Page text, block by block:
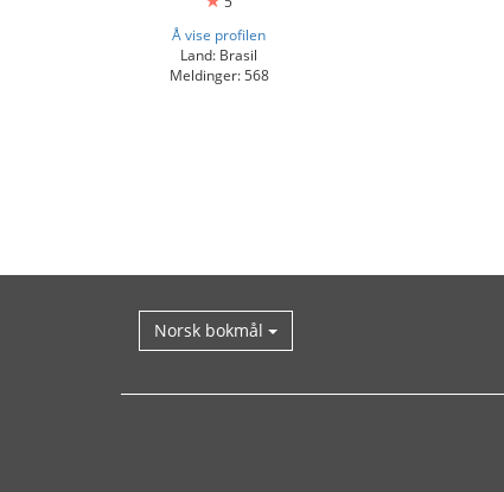
Å vise profilen
Land: Brasil
Meldinger: 568
Norsk bokmål